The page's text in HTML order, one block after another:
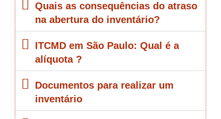
Quais as consequências do atraso
na abertura do inventário?
ITCMD em São Paulo: Qual é a
alíquota ?
Documentos para realizar um
inventário